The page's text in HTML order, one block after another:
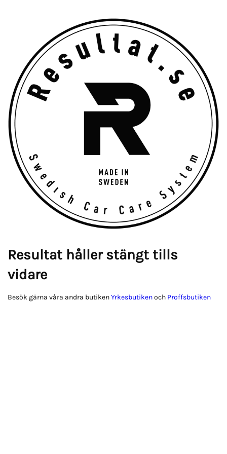
Resultat håller stängt tills
vidare
Besök gärna våra andra butikenYrkesbutikenoch Proffsbutiken